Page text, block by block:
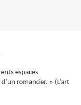
espaces
romancier. » (L’art